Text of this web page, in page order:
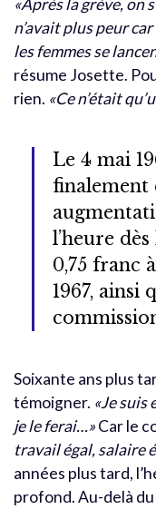
«Après la grève, on
n’avait plus peur
les femmes se
résume Josette.
rien. «Ce n’était
Le 4 mai
finalement
l’heure
0,75 franc
1967, ainsi
Soixante ans plus
témoigner. «Je suis
je le ferai…»Car le
travail égal, salaire
années plus tard,
profond. Au-delà